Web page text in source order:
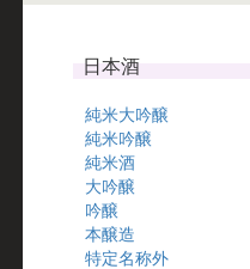
日本酒
純米大吟醸
純米吟醸
純米酒
大吟醸
吟醸
本醸造
特定名称外